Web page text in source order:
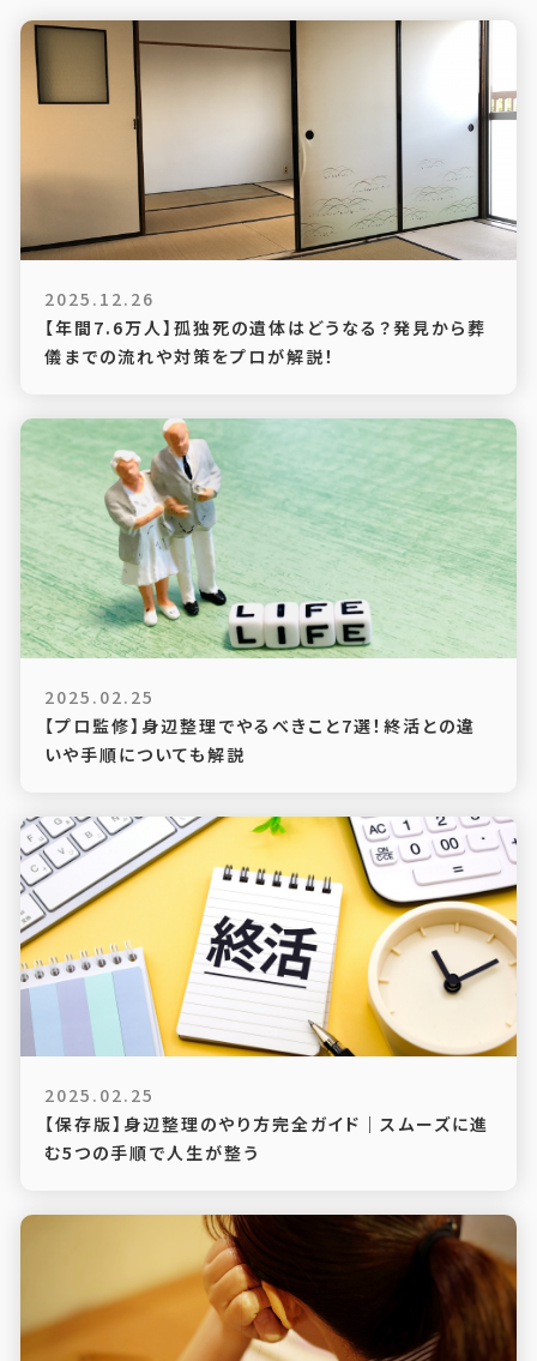
2025.12.26
【年間7.6万人】孤独死の遺体はどうなる？発見から葬
儀までの流れや対策をプロが解説！
2025.02.25
【プロ監修】身辺整理でやるべきこと7選！終活との違
いや手順についても解説
2025.02.25
【保存版】身辺整理のやり方完全ガイド｜スムーズに進
む5つの手順で人生が整う